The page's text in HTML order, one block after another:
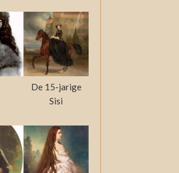
De 15-jarige
Sisi